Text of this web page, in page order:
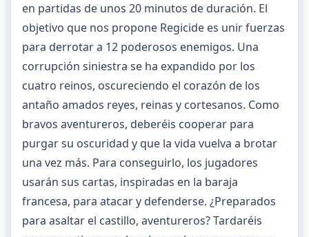
en partidas de unos 20 minutos de duración. El
objetivo que nos propone Regicide es unir fuerzas
para derrotar a 12 poderosos enemigos. Una
corrupción siniestra se ha expandido por los
cuatro reinos, oscureciendo el corazón de los
antaño amados reyes, reinas y cortesanos. Como
bravos aventureros, deberéis cooperar para
purgar su oscuridad y que la vida vuelva a brotar
una vez más. Para conseguirlo, los jugadores
usarán sus cartas, inspiradas en la baraja
francesa, para atacar y defenderse. ¿Preparados
para asaltar el castillo, aventureros? Tardaréis